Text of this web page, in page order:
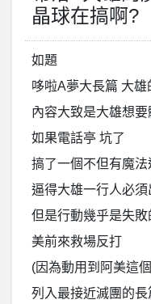
晶球在搞啊?
如題
哆啦A夢大長篇 大
內容大致是大雄想
如果電話亭 坑了
搞了一個不但有魔
逼得大雄一行人必
但是行動幾乎是失
美前來救場反打
(因為動用到阿美這
列入最接近滅團的